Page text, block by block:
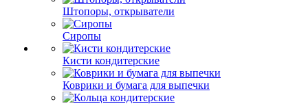
Штопоры, открыватели
Сиропы
Кисти кондитерские
Коврики и бумага для выпечки